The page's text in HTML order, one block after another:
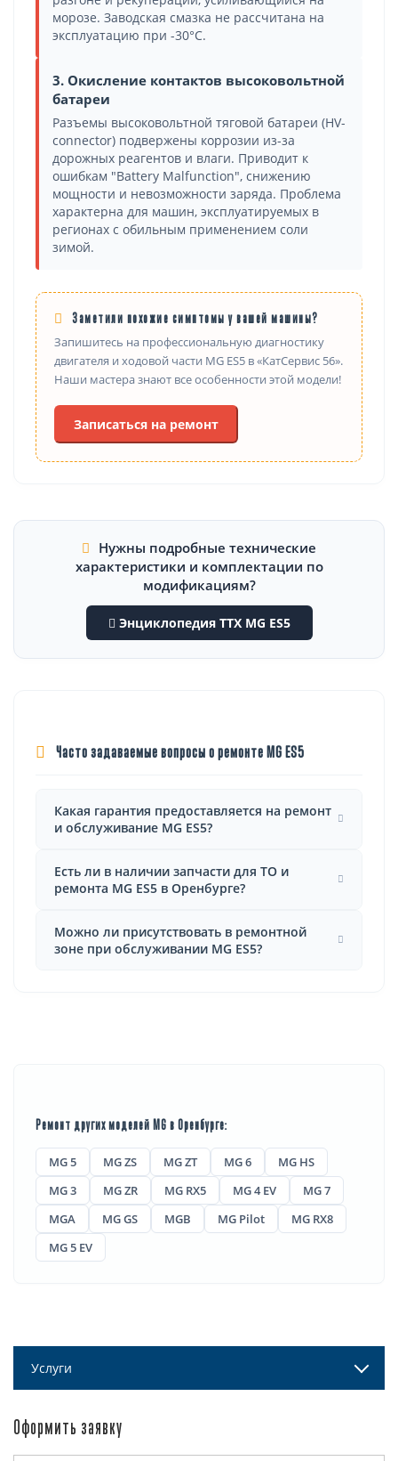
морозе. Заводская смазка не рассчитана на
эксплуатацию при -30°C.
3. Окисление контактов высоковольтной
батареи
Разъемы высоковольтной тяговой батареи (HV-
connector) подвержены коррозии из-за
дорожных реагентов и влаги. Приводит к
ошибкам "Battery Malfunction", снижению
мощности и невозможности заряда. Проблема
характерна для машин, эксплуатируемых в
регионах с обильным применением соли
зимой.
Заметили похожие симптомы у вашей машины?
Запишитесь на профессиональную диагностику
двигателя и ходовой части MG ES5 в «КатСервис 56».
Наши мастера знают все особенности этой модели!
Записаться на ремонт
Нужны подробные технические
характеристики и комплектации по
модификациям?
Энциклопедия ТТХ MG ES5
Часто задаваемые вопросы о ремонте MG ES5
Какая гарантия предоставляется на ремонт
и обслуживание MG ES5?
Есть ли в наличии запчасти для ТО и
ремонта MG ES5 в Оренбурге?
Можно ли присутствовать в ремонтной
зоне при обслуживании MG ES5?
Ремонт других моделей MG в Оренбурге:
MG 5 MG ZS MG ZT MG 6
MG HS
MG 3
MG ZR MG RX5 MG 4 EV
MG 7
MGA
MG GS MGB MG Pilot
MG RX8
MG 5 EV
Услуги
Оформить заявку